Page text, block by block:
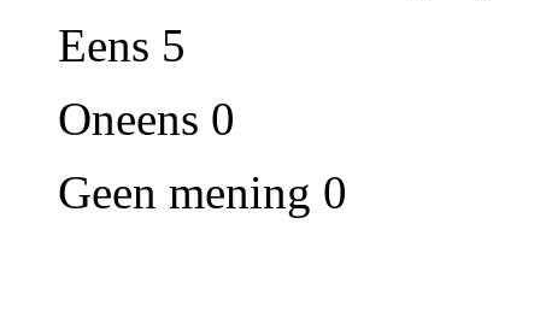
Eens 5
Oneens 0
Geen mening 0